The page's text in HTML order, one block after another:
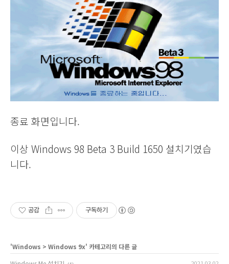
종료 화면입니다.
이상 Windows 98 Beta 3 Build 1650 설치기였습
니다.
공감 구독하기
'Windows > Windows 9x' 카테고리의 다른 글